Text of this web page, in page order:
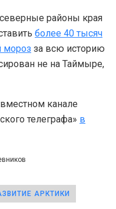
районы края
более 40 тысяч
мороз за всю историю
не на Таймыре,
канале
телеграфа» в
АРКТИКИ